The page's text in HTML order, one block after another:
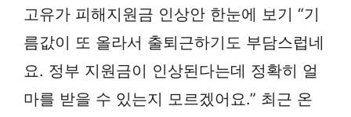
고유가 피해지원금 인상안 한눈에 보기 “기
름값이 또 올라서 출퇴근하기도 부담스럽네
요. 정부 지원금이 인상된다는데 정확히 얼
마를 받을 수 있는지 모르겠어요.” 최근 온